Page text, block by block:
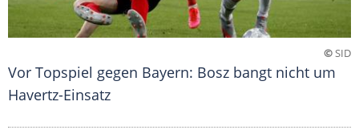
©SID
Vor Topspiel gegen Bayern: Bosz bangt nicht um
Havertz-Einsatz